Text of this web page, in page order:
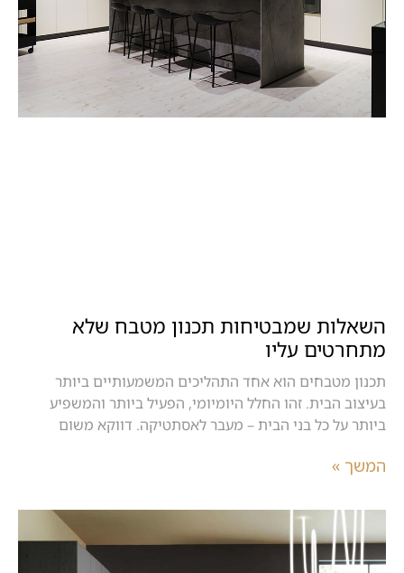
השאלות שמבטיחות תכנון מטבח שלא
מתחרטים עליו
תכנון מטבחים הוא אחד התהליכים המשמעותיים ביותר
בעיצוב הבית. זהו החלל היומיומי, הפעיל ביותר והמשפיע
ביותר על כל בני הבית – מעבר לאסתטיקה. דווקא משום
המשך »